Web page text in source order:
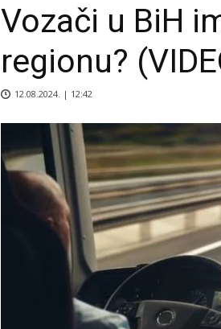
Vozači u BiH
regionu?
12.08.2024. | 12:42